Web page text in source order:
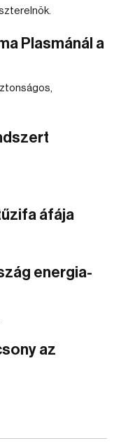
Plasmánál a
áfája
energia-
az